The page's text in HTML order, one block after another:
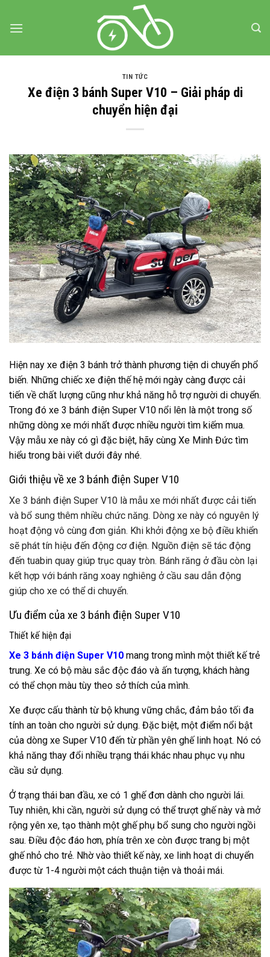
qua
TIN TỨC
Xe điện 3 bánh Super V10 – Giải pháp di
chuyển hiện đại
Hiện nay xe điện 3 bánh trở thành phương tiện di chuyển phổ
biến. Những chiếc xe điện thế hệ mới ngày càng được cải
tiến về chất lượng cũng như khả năng hỗ trợ người di chuyển.
Trong đó xe 3 bánh điện Super V10 nổi lên là một trong số
những dòng xe mới nhất được nhiều người tìm kiếm mua.
Vậy mẫu xe này có gì đặc biệt, hãy cùng Xe Minh Đức tìm
hiểu trong bài viết dưới đây nhé.
Giới thiệu về xe 3 bánh điện Super V10
Xe 3 bánh điện Super V10 là mẫu xe mới nhất được cải tiến
và bổ sung thêm nhiều chức năng. Dòng xe này có nguyên lý
hoạt động vô cùng đơn giản. Khi khởi động xe bộ điều khiển
sẽ phát tín hiệu đến động cơ điện. Nguồn điện sẽ tác động
đến tuabin quay giúp trục quay tròn. Bánh răng ở đầu còn lại
kết hợp với bánh răng xoay nghiêng ở cầu sau dẫn động
giúp cho xe có thể di chuyển.
Ưu điểm của xe 3 bánh điện Super V10
Thiết kế hiện đại
Xe 3 bánh điện Super V10 mang trong mình một thiết kế trẻ
trung. Xe có bộ màu sắc độc đáo và ấn tượng, khách hàng
có thể chọn màu tùy theo sở thích của mình.
Xe được cấu thành từ bộ khung vững chắc, đảm bảo tối đa
tính an toàn cho người sử dụng. Đặc biệt, một điểm nổi bật
của dòng xe Super V10 đến từ phần yên ghế linh hoạt. Nó có
khả năng thay đổi nhiều trạng thái khác nhau phục vụ nhu
cầu sử dụng.
Ở trạng thái ban đầu, xe có 1 ghế đơn dành cho người lái.
Tuy nhiên, khi cần, người sử dụng có thể trượt ghế này và mở
rộng yên xe, tạo thành một ghế phụ bổ sung cho người ngồi
sau. Điều độc đáo hơn, phía trên xe còn được trang bị một
ghế nhỏ cho trẻ. Nhờ vào thiết kế này, xe linh hoạt di chuyển
được từ 1-4 người một cách thuận tiện và thoải mái.